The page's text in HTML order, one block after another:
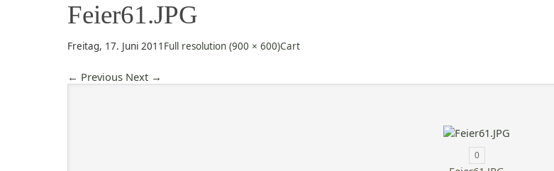
Feier61.JPG
Freitag, 17. Juni 2011 Full resolution (900 × 600)Cart
← Previous Next →
0